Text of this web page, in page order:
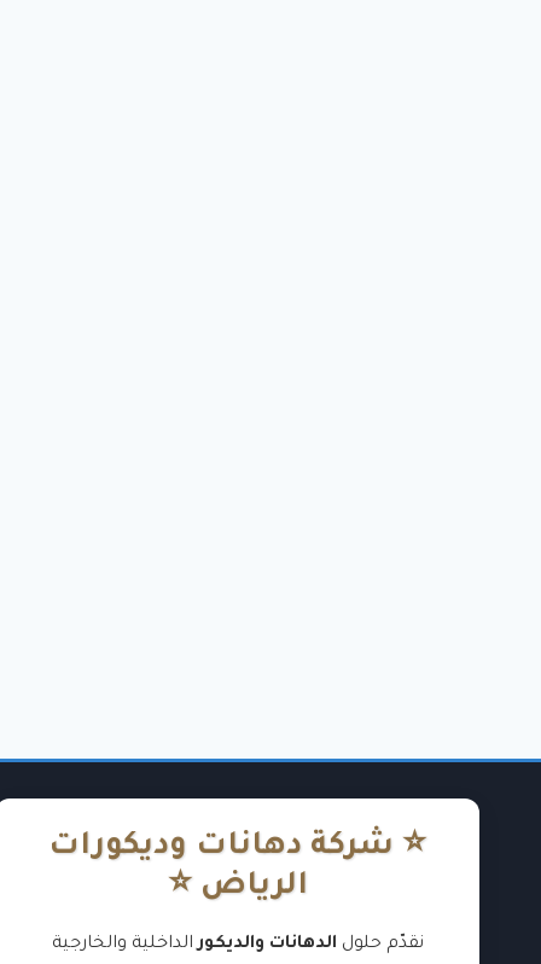
⭐ شركة دهانات وديكورات
الرياض ⭐
نقدّم حلول الدهانات والديكورالداخلية والخارجية